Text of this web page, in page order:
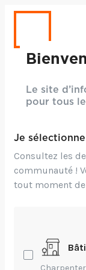
Le site
pour tous
Je
Consultez les
communauté !
tout moment